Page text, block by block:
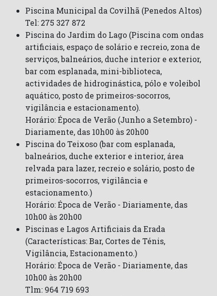
Piscina Municipal da Covilhã (Penedos Altos)
Tel: 275 327 872
Piscina do Jardim do Lago (Piscina com ondas
artificiais, espaço de solário e recreio, zona de
serviços, balneários, duche interior e exterior,
bar com esplanada, mini-biblioteca,
actividades de hidroginástica, pólo e voleibol
aquático, posto de primeiros-socorros,
vigilância e estacionamento).
Horário: Época de Verão (Junho a Setembro) -
Diariamente, das 10h00 às 20h00
Piscina do Teixoso (bar com esplanada,
balneários, duche exterior e interior, área
relvada para lazer, recreio e solário, posto de
primeiros-socorros, vigilância e
estacionamento.)
Horário: Época de Verão - Diariamente, das
10h00 às 20h00
Piscinas e Lagos Artificiais da Erada
(Características: Bar, Cortes de Ténis,
Vigilância, Estacionamento.)
Horário: Época de Verão - Diariamente, das
10h00 às 20h00
Tlm: 964 719 693